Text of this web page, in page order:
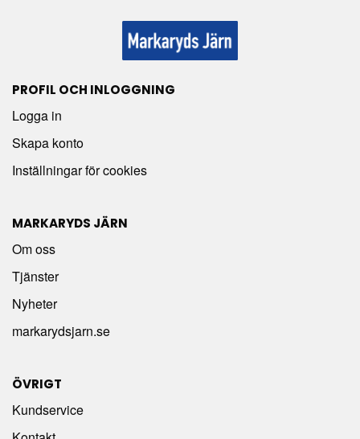
PROFIL OCH INLOGGNING
Logga in
Skapa konto
Inställningar för cookies
MARKARYDS JÄRN
Om oss
Tjänster
Nyheter
markarydsjarn.se
ÖVRIGT
Kundservice